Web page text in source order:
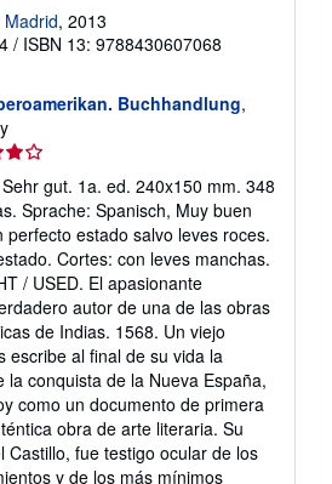
, 2013
/ ISBN 13: 9788430607068
Buchhandlung,
gut. 1a. ed. 240x150 mm. 348
Sprache: Spanisch, Muy buen
estado salvo leves roces.
Cortes: con leves manchas.
/ USED. El apasionante
autor de una de las obras
de Indias. 1568. Un viejo
escribe al final de su vida la
la conquista de la Nueva España,
como un documento de primera
obra de arte literaria. Su
Castillo, fue testigo ocular de los
y de los más mínimos